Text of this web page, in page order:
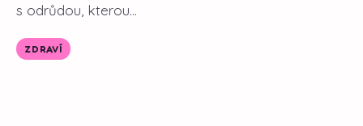
s odrůdou, kterou...
ZDRAVÍ